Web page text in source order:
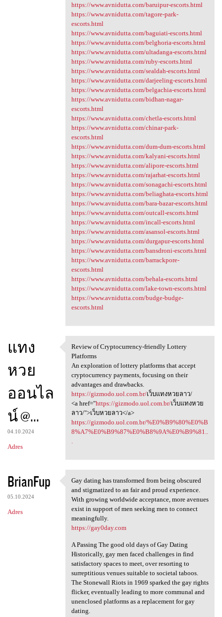
https://www.avnidutta.com/baruipur-escorts.html
https://www.avnidutta.com/tagore-park-
escorts.html
https://www.avnidutta.com/baguiati-escorts.html
https://www.avnidutta.com/belghoria-escorts.html
https://www.avnidutta.com/ultadanga-escorts.html
https://www.avnidutta.com/ruby-escorts.html
https://www.avnidutta.com/sealdah-escorts.html
https://www.avnidutta.com/darjeeling-escorts.html
https://www.avnidutta.com/belgachia-escorts.html
https://www.avnidutta.com/bidhan-nagar-
escorts.html
https://www.avnidutta.com/chetla-escorts.html
https://www.avnidutta.com/chinar-park-
escorts.html
https://www.avnidutta.com/dum-dum-escorts.html
https://www.avnidutta.com/kalyani-escorts.html
https://www.avnidutta.com/alipore-escorts.html
https://www.avnidutta.com/rajarhat-escorts.html
https://www.avnidutta.com/sonagachi-escorts.html
https://www.avnidutta.com/beliaghata-escorts.html
https://www.avnidutta.com/bara-bazar-escorts.html
https://www.avnidutta.com/outcall-escorts.html
https://www.avnidutta.com/incall-escorts.html
https://www.avnidutta.com/asansol-escorts.html
https://www.avnidutta.com/durgapur-escorts.html
https://www.avnidutta.com/bansdroni-escorts.html
https://www.avnidutta.com/barrackpore-
escorts.html
https://www.avnidutta.com/behala-escorts.html
https://www.avnidutta.com/lake-town-escorts.html
https://www.avnidutta.com/budge-budge-
escorts.html
แทง
หวย
ออนไล
น์ @...
04.10.2024
Adres
Review of Cryptocurrency
Review of Cryptocurrency-friendly Lottery
Platforms
An exploration of lottery platforms that accept
cryptocurrency payments, focusing on their
advantages and drawbacks.
https://gizmodo.uol.com.br/เว็บแทงหวยลาว/
<a href="https://gizmodo.uol.com.br/เว็บแทงหวย
ลาว/">เว็บหวยลาว</a>
https://gizmodo.uol.com.br/%E0%B9%80%E0%B
8%A7%E0%B9%87%E0%B8%9A%E0%B9%81..
.
BrianFup
05.10.2024
Adres
Gay dating has transformed
Gay dating has transformed from being obscured
and stigmatized to an fair and proud experience.
With growing worldwide acceptance, more avenues
exist in support of men seeking men to connect
meaningfully.
https://gay0day.com
A Passing The good old days of Gay Dating
Historically, gay men faced challenges in find
satisfactory spaces to meet, over resorting to
surreptitious venues suitable to societal taboos.
The Stonewall Riots in 1969 sparked the gay rights
flicker, eventually leading to more communal and
unenclosed platforms as a replacement for gay
dating.